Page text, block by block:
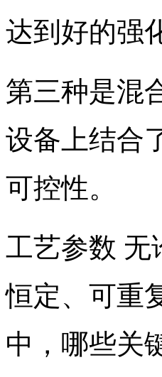
达到好的强
第三种是混
设备上结合
可控性。
工艺参数 无
恒定、可重
中，哪些关